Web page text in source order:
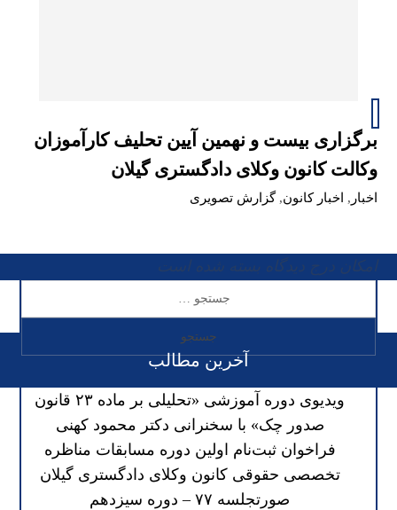
برگزاری بیست و نهمین آیین تحلیف کارآموزان
وکالت کانون وکلای دادگستری گیلان
اخبار , اخبار کانون,گزارش تصویری
آخرین مطالب
ویدیوی دوره آموزشی «تحلیلی بر ماده ۲۳ قانون
صدور چک» با سخنرانی دکتر محمود کهنی
فراخوان ثبت‌نام اولین دوره مسابقات مناظره
تخصصی حقوقی کانون وکلای دادگستری گیلان
صورتجلسه ۷۷ – دوره سیزدهم